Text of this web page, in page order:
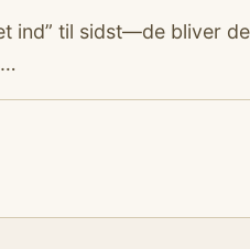
ind” til sidst—de bliver